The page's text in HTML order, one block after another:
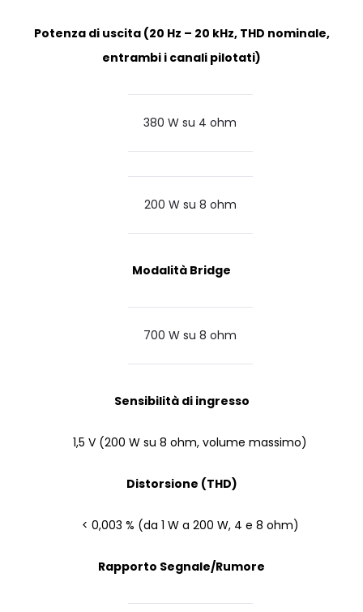
Potenza di uscita (20 Hz – 20 kHz, THD nominale,
entrambi i canali pilotati)
380 W su 4 ohm
200 W su 8 ohm
Modalità Bridge
700 W su 8 ohm
Sensibilità di ingresso
1,5 V (200 W su 8 ohm, volume massimo)
Distorsione (THD)
< 0,003 % (da 1 W a 200 W, 4 e 8 ohm)
Rapporto Segnale/Rumore